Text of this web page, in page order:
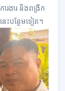
រងារ និងពង្រីក
េះបន្ថែមទៀត។